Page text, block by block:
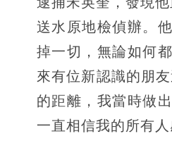
送水原地檢偵辦。
掉一切，無論如何
來有位新認識的朋
的距離，我當時做
一直相信我的所有人